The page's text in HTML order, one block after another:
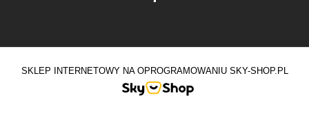
SKLEP INTERNETOWY NA OPROGRAMOWANIU SKY-SHOP.PL